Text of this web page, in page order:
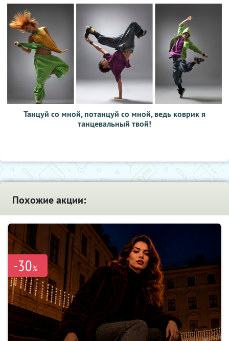
Танцуй со мной, потанцуй со мной, ведь коврик я
танцевальный твой!
Похожие акции:
-30%